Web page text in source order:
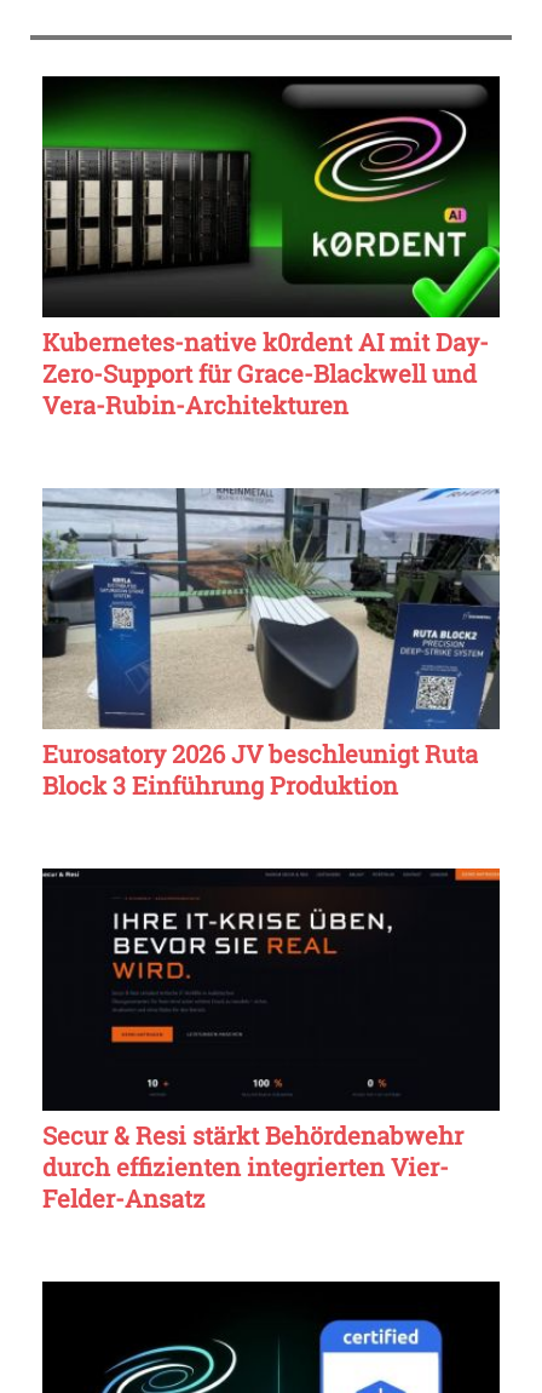
Kubernetes-native k0rdent AI mit Day-
Zero-Support für Grace-Blackwell und
Vera-Rubin-Architekturen
Eurosatory 2026 JV beschleunigt Ruta
Block 3 Einführung Produktion
Secur & Resi stärkt Behördenabwehr
durch effizienten integrierten Vier-
Felder-Ansatz